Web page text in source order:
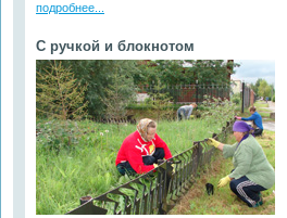
подробнее...
С ручкой и блокнотом